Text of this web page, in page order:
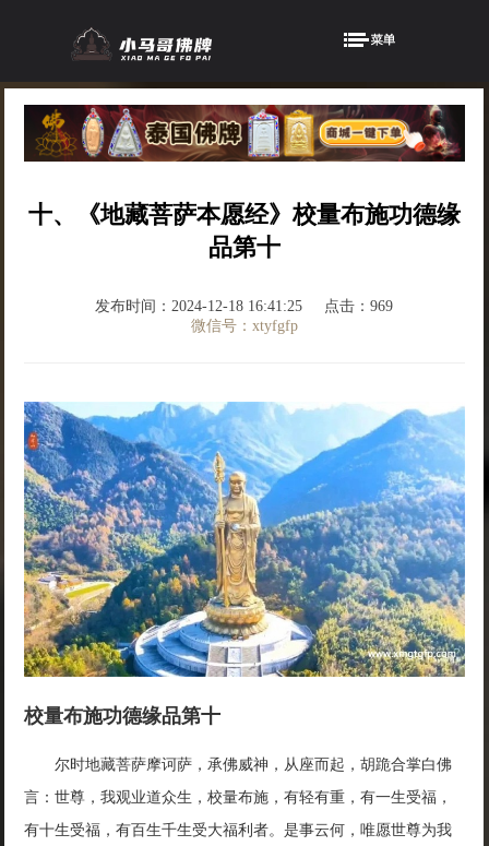
十、《地藏菩萨本愿经》校量布施功德缘
品第十
发布时间：2024-12-18 16:41:25
点击：969
微信号：xtyfgfp
校量布施功德缘品第十
尔时地藏菩萨摩诃萨，承佛威神，从座而起，胡跪合掌白佛
言：世尊，我观业道众生，校量布施，有轻有重，有一生受福，
有十生受福，有百生千生受大福利者。是事云何，唯愿世尊为我